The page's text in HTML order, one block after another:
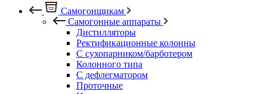
Самогонщикам
Самогонные аппараты
Дистилляторы
Ректификационные колонны
С сухопарником/барботером
Колонного типа
С дефлегматором
Проточные